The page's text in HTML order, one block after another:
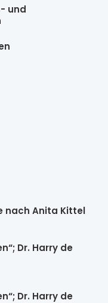
und
nach Anita Kittel
Dr. Harry de
Dr. Harry de